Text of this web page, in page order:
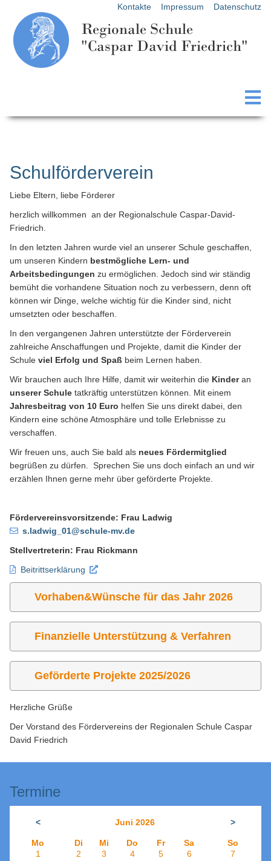
Kontakte Impressum Datenschutz
Regionale Schule
"Caspar David Friedrich"
Schulförderverein
Liebe Eltern, liebe Förderer
herzlich willkommen an der Regionalschule Caspar-David-
Friedrich.
In den letzten Jahren wurde viel an unserer Schule geschaffen,
um unseren Kindern bestmögliche Lern- und
Arbeitsbedingungen zu ermöglichen. Jedoch sind wir ständig
bemüht die vorhandene Situation noch zu verbessern, denn oft
können wir Dinge, welche wichtig für die Kinder sind, nicht
umsetzten oder beschaffen.
In den vergangenen Jahren unterstützte der Förderverein
zahlreiche Anschaffungen und Projekte, damit die Kinder der
Schule viel Erfolg und Spaß beim Lernen haben.
Wir brauchen auch Ihre Hilfe, damit wir weiterhin die Kinderan
unserer Schule tatkräftig unterstützen können. Mit einem
Jahresbeitrag von 10 Euro helfen Sie uns direkt dabei, den
Kindern eine schöne Atmosphäre und tolle Erlebnisse zu
verschaffen.
Wir freuen uns, auch Sie bald als neues Fördermitglied
begrüßen zu dürfen. Sprechen Sie uns doch einfach an und wir
erzählen Ihnen gerne mehr über geförderte Projekte.
Fördervereinsvorsitzende: Frau Ladwig
s.ladwig_01@schule-mv.de
Stellvertreterin: Frau Rickmann
Beitrittserklärung
Vorhaben&Wünsche für das Jahr 2026
Finanzielle Unterstützung & Verfahren
Geförderte Projekte 2025/2026
Herzliche Grüße
Der Vorstand des Fördervereins der Regionalen Schule Caspar
David Friedrich
Termine
< Juni 2026 >
Mo Di Mi Do Fr Sa
So
1
2 3 4 5 6
7